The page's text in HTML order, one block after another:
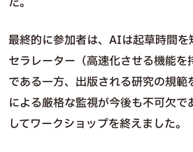
最終的に参加者は、AIは起草時間を
セラレーター（高速化させる機能を
である一方、出版される研究の規範
による厳格な監視が今後も不可欠で
してワークショップを終えました。